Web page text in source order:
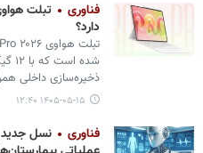
فناوری
دارد؟
ذخیره‌سازی داخلی
۱۴۰۵-۰۵-۱۵ ۱۲:۴۰
فناوری
نسل